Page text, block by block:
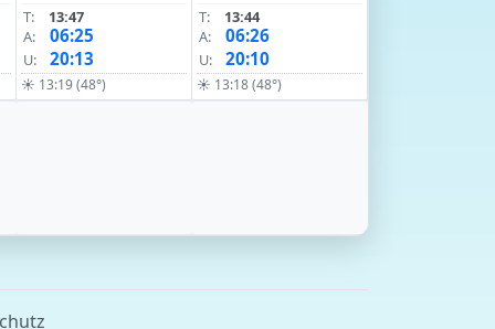
T:
13:47
A:
06:25
U: 20:13
☀ 13:19 (48°)
T:
13:44
A:
06:26
U: 20:10
☀ 13:18 (48°)